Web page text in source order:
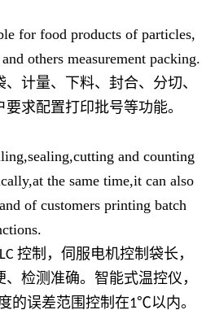
for food products of particles,
others measurement packing.
计量、下料、封合、分切、
求配置打印批号等功能。
and counting
the same time,it can also
of customers printing batch
控制，伺服电机控制袋长，
检测准确。智能式温控仪，
的误差范围控制在1℃以内。